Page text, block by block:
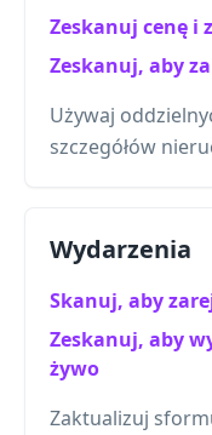
Zeskanuj cenę i
Zeskanuj, aby
Używaj
szczegółów
Wydarzenia
Skanuj, aby
Zeskanuj, aby
żywo
Zaktualizuj